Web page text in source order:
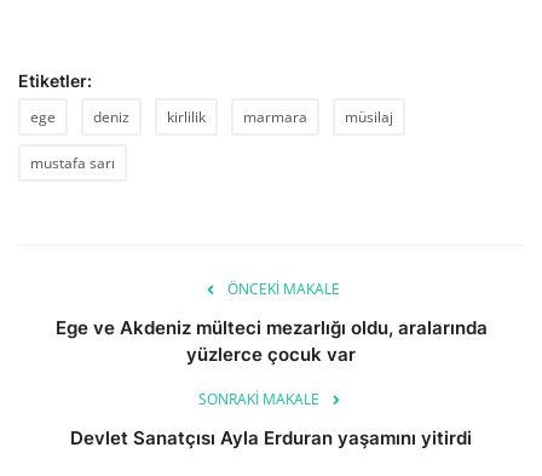
Etiketler:
ege
deniz kirlilik marmara müsilaj
mustafa sarı
ÖNCEKI MAKALE
Ege ve Akdeniz mülteci mezarlığı oldu, aralarında
yüzlerce çocuk var
SONRAKI MAKALE
Devlet Sanatçısı Ayla Erduran yaşamını yitirdi